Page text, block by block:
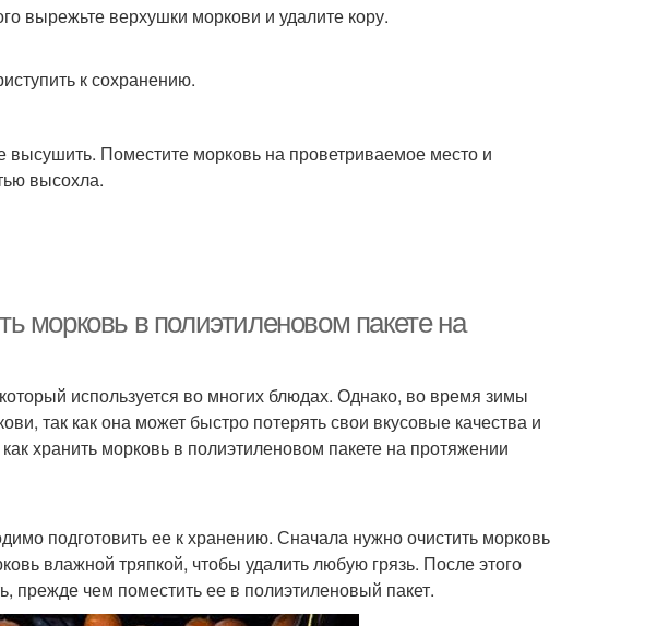
вырежьте верхушки моркови и удалите кору.
к сохранению.
Поместите морковь на проветриваемое место и
высохла.
морковь в полиэтиленовом пакете на
используется во многих блюдах. Однако, во время зимы
так как она может быстро потерять свои вкусовые качества и
хранить морковь в полиэтиленовом пакете на протяжении
подготовить ее к хранению. Сначала нужно очистить морковь
влажной тряпкой, чтобы удалить любую грязь. После этого
прежде чем поместить ее в полиэтиленовый пакет.